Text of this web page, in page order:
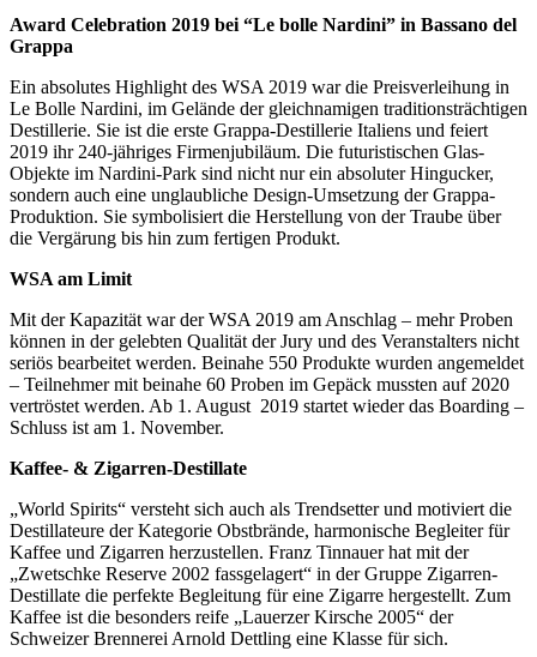
Award Celebration 2019 bei “Le bolle Nardini” in Bassano del
Grappa
Ein absolutes Highlight des WSA 2019 war die Preisverleihung in
Le Bolle Nardini, im Gelände der gleichnamigen traditionsträchtigen
Destillerie. Sie ist die erste Grappa-Destillerie Italiens und feiert
2019 ihr 240-jähriges Firmenjubiläum. Die futuristischen Glas-
Objekte im Nardini-Park sind nicht nur ein absoluter Hingucker,
sondern auch eine unglaubliche Design-Umsetzung der Grappa-
Produktion. Sie symbolisiert die Herstellung von der Traube über
die Vergärung bis hin zum fertigen Produkt.
WSA am Limit
Mit der Kapazität war der WSA 2019 am Anschlag – mehr Proben
können in der gelebten Qualität der Jury und des Veranstalters nicht
seriös bearbeitet werden. Beinahe 550 Produkte wurden angemeldet
– Teilnehmer mit beinahe 60 Proben im Gepäck mussten auf 2020
vertröstet werden. Ab 1. August 2019 startet wieder das Boarding –
Schluss ist am 1. November.
Kaffee- & Zigarren-Destillate
„World Spirits“ versteht sich auch als Trendsetter und motiviert die
Destillateure der Kategorie Obstbrände, harmonische Begleiter für
Kaffee und Zigarren herzustellen. Franz Tinnauer hat mit der
„Zwetschke Reserve 2002 fassgelagert“ in der Gruppe Zigarren-
Destillate die perfekte Begleitung für eine Zigarre hergestellt. Zum
Kaffee ist die besonders reife „Lauerzer Kirsche 2005“ der
Schweizer Brennerei Arnold Dettling eine Klasse für sich.